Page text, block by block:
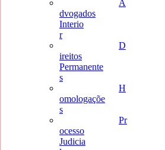
A
dvogados
Interio
r
D
ireitos
Permanente
s
H
omologaçõe
s
Pr
ocesso
Judicia